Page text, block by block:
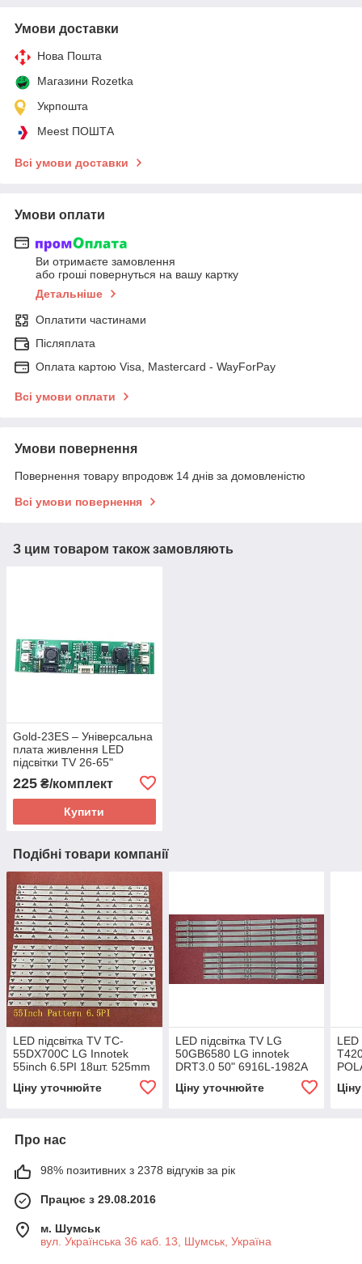
Умови доставки
Нова Пошта
Магазини Rozetka
Укрпошта
Meest ПОШТА
Всі умови доставки
Умови оплати
Ви отримаєте замовлення
або гроші повернуться на вашу картку
Детальніше
Оплатити частинами
Післяплата
Оплата картою Visa, Mastercard - WayForPay
Всі умови оплати
Умови повернення
Повернення товару впродовж 14 днів за домовленістю
Всі умови повернення
З цим товаром також замовляють
Gold-23ES – Універсальна
плата живлення LED
підсвітки TV 26-65"
225 ₴/комплект
Купити
Подібні товари компанії
LED підсвітка TV TC-
55DX700C LG Innotek
55inch 6.5PI 18шт. 525mm
Ціну уточнюйте
LED підсвітка TV LG
50GB6580 LG innotek
DRT3.0 50" 6916L-1982A
Ціну уточнюйте
LED
Про нас
98% позитивних з 2378 відгуків за рік
Працює з 29.08.2016
м. Шумськ
вул. Українська 36 каб. 13, Шумськ, Україна